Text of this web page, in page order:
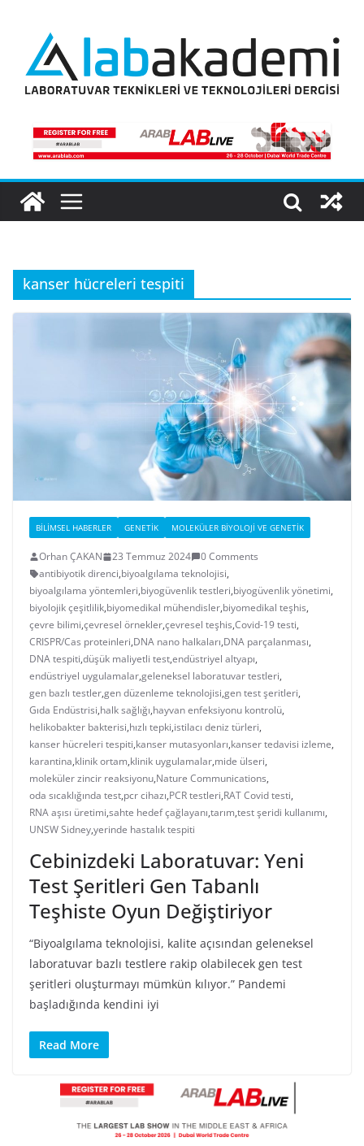
content
kanser hücreleri tespiti
BILIMSEL HABERLER GENETIK MOLEKÜLER BIYOLOJI VE GENETIK
Orhan ÇAKAN 23 Temmuz 2024
0 Comments
antibiyotik direnci,biyoalgılama teknolojisi,
biyoalgılama yöntemleri,biyogüvenlik testleri,biyogüvenlik yönetimi,
biyolojik çeşitlilik,biyomedikal mühendisler,biyomedikal teşhis,
çevre bilimi,çevresel örnekler,çevresel teşhis,Covid-19 testi,
CRISPR/Cas proteinleri,DNA nano halkaları,DNA parçalanması,
DNA tespiti,düşük maliyetli test,endüstriyel altyapı,
endüstriyel uygulamalar,geleneksel laboratuvar testleri,
gen bazlı testler,gen düzenleme teknolojisi,gen test şeritleri,
Gıda Endüstrisi,halk sağlığı,hayvan enfeksiyonu kontrolü,
helikobakter bakterisi,hızlı tepki,istilacı deniz türleri,
kanser hücreleri tespiti,kanser mutasyonları,kanser tedavisi izleme,
karantina,klinik ortam,klinik uygulamalar,mide ülseri,
moleküler zincir reaksiyonu,Nature Communications,
oda sıcaklığında test,pcr cihazı,PCR testleri,RAT Covid testi,
RNA aşısı üretimi,sahte hedef çağlayanı,tarım,test şeridi kullanımı,
UNSW Sidney,yerinde hastalık tespiti
Cebinizdeki Laboratuvar: Yeni
Test Şeritleri Gen Tabanlı
Teşhiste Oyun Değiştiriyor
“Biyoalgılama teknolojisi, kalite açısından geleneksel
laboratuvar bazlı testlere rakip olabilecek gen test
şeritleri oluşturmayı mümkün kılıyor.” Pandemi
başladığında kendini iyi
Read More